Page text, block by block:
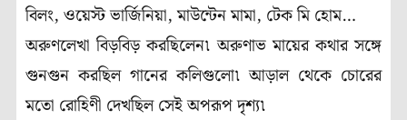
বিলং, ওয়েস্ট ভার্জিনিয়া, মাউন্টেন মামা, টেক মি হোম…
অরুণলেখা বিড়বিড় করছিলেন৷ অরুণাভ মায়ের কথার সঙ্গে
গুনগুন করছিল গানের কলিগুলো৷ আড়াল থেকে চোরের
মতো রোহিণী দেখছিল সেই অপরূপ দৃশ্য৷